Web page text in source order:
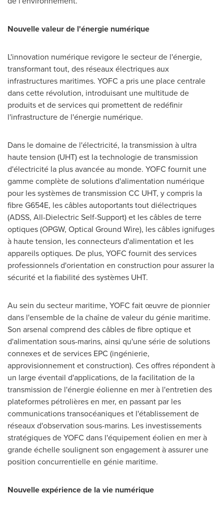
Nouvelle valeur de l'énergie numérique
L'innovation numérique revigore le secteur de l'énergie,
transformant tout, des réseaux électriques aux
infrastructures maritimes. YOFC a pris une place centrale
dans cette révolution, introduisant une multitude de
produits et de services qui promettent de redéfinir
l'infrastructure de l'énergie numérique.
Dans le domaine de l'électricité, la transmission à ultra
haute tension (UHT) est la technologie de transmission
d'électricité la plus avancée au monde. YOFC fournit une
gamme complète de solutions d'alimentation numérique
pour les systèmes de transmission CC UHT, y compris la
fibre G654E, les câbles autoportants tout diélectriques
(ADSS, All-Dielectric Self-Support) et les câbles de terre
optiques (OPGW, Optical Ground Wire), les câbles ignifuges
à haute tension, les connecteurs d'alimentation et les
appareils optiques. De plus, YOFC fournit des services
professionnels d'orientation en construction pour assurer la
sécurité et la fiabilité des systèmes UHT.
Au sein du secteur maritime, YOFC fait œuvre de pionnier
dans l'ensemble de la chaîne de valeur du génie maritime.
Son arsenal comprend des câbles de fibre optique et
d'alimentation sous-marins, ainsi qu'une série de solutions
connexes et de services EPC (ingénierie,
approvisionnement et construction). Ces offres répondent à
un large éventail d'applications, de la facilitation de la
transmission de l'énergie éolienne en mer à l'entretien des
plateformes pétrolières en mer, en passant par les
communications transocéaniques et l'établissement de
réseaux d'observation sous-marins. Les investissements
stratégiques de YOFC dans l'équipement éolien en mer à
grande échelle soulignent son engagement à assurer une
position concurrentielle en génie maritime.
Nouvelle expérience de la vie numérique